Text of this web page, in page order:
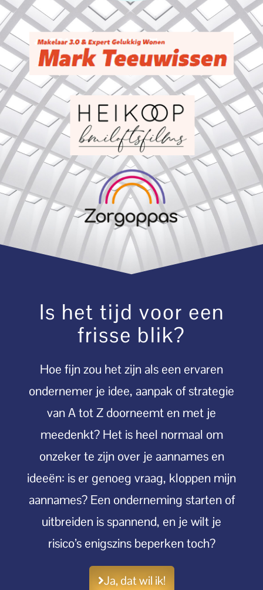
Is het tijd voor een
frisse blik?
Hoe fijn zou het zijn als een ervaren
ondernemer je idee, aanpak of strategie
van A tot Z doorneemt en met je
meedenkt? Het is heel normaal om
onzeker te zijn over je aannames en
ideeën: is er genoeg vraag, kloppen mijn
aannames? Een onderneming starten of
uitbreiden is spannend, en je wilt je
risico’s enigszins beperken toch?
Ja, dat wil ik!